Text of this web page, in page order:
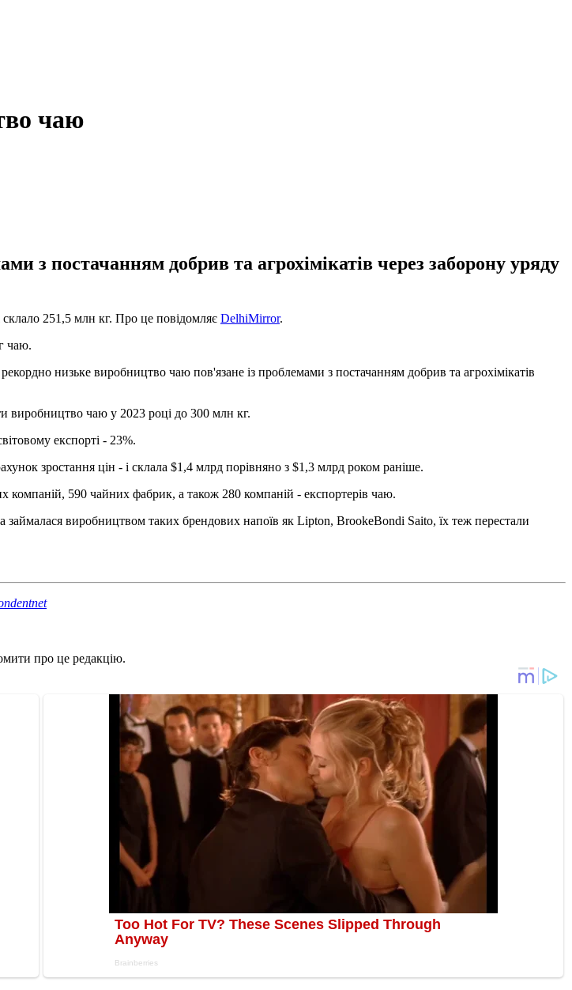
чаю
з постачанням добрив та агрохімікатів через заборону уряду
251,5 млн кг. Про це повідомляє DelhiMirror.
чаю.
низьке виробництво чаю пов'язане із проблемами з постачанням добрив та агрохімікатів
виробництво чаю у 2023 році до 300 млн кг.
експорті - 23%.
зростання цін - і склала $1,4 млрд порівняно з $1,3 млрд роком раніше.
компаній, 590 чайних фабрик, а також 280 компаній - експортерів чаю.
займалася виробництвом таких брендових напоїв як Lipton, BrookeBondі Saito, їх теж перестали
про це редакцію.